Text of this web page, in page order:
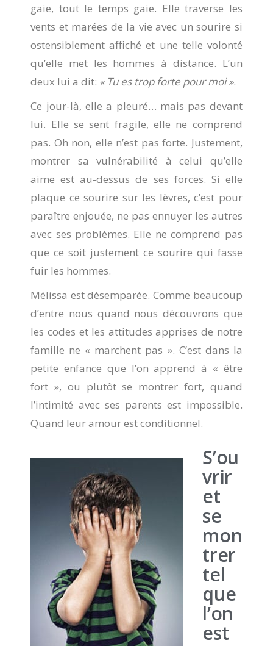
gaie, tout le temps gaie. Elle traverse les
vents et marées de la vie avec un sourire si
ostensiblement affiché et une telle volonté
qu’elle met les hommes à distance. L’un
deux lui a dit: « Tu es trop forte pour moi ».
Ce jour-là, elle a pleuré… mais pas devant
lui. Elle se sent fragile, elle ne comprend
pas. Oh non, elle n’est pas forte. Justement,
montrer sa vulnérabilité à celui qu’elle
aime est au-dessus de ses forces. Si elle
plaque ce sourire sur les lèvres, c’est pour
paraître enjouée, ne pas ennuyer les autres
avec ses problèmes. Elle ne comprend pas
que ce soit justement ce sourire qui fasse
fuir les hommes.
Mélissa est désemparée. Comme beaucoup
d’entre nous quand nous découvrons que
les codes et les attitudes apprises de notre
famille ne « marchent pas ». C’est dans la
petite enfance que l’on apprend à « être
fort », ou plutôt se montrer fort, quand
l’intimité avec ses parents est impossible.
Quand leur amour est conditionnel.
S’ou
vrir
et
se
mon
trer
tel
que
l’on
est